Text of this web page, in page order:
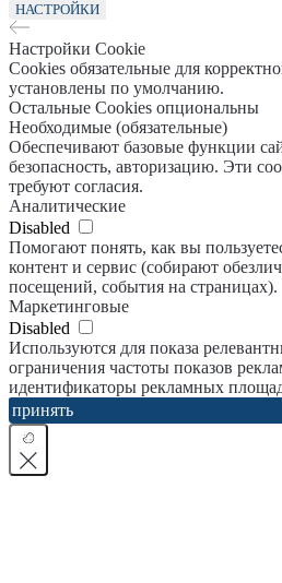
НАСТРОЙКИ
Настройки Cookie
Cookies обязательные для
установлены по умолчанию.
Остальные Cookies опциональны
Необходимые (обязательные)
Обеспечивают базовые функции
безопасность, авторизацию. Эти
требуют согласия.
Аналитические
Disabled
Помогают понять, как вы
контент и сервис (собирают
посещений, события на страницах).
Маркетинговые
Disabled
Используются для показа
ограничения частоты показов
идентификаторы рекламных
принять